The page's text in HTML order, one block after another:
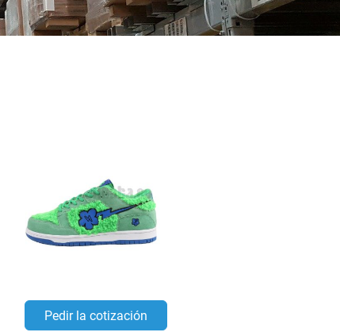
Pedir la cotización